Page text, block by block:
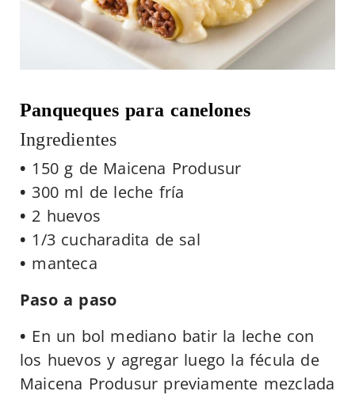
Panqueques para canelones
Ingredientes
• 150 g de Maicena Produsur
• 300 ml de leche fría
• 2 huevos
• 1/3 cucharadita de sal
• manteca
Paso a paso
• En un bol mediano batir la leche con
los huevos y agregar luego la fécula de
Maicena Produsur previamente mezclada